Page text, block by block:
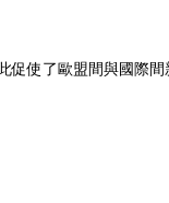
促使了歐盟間與國際間